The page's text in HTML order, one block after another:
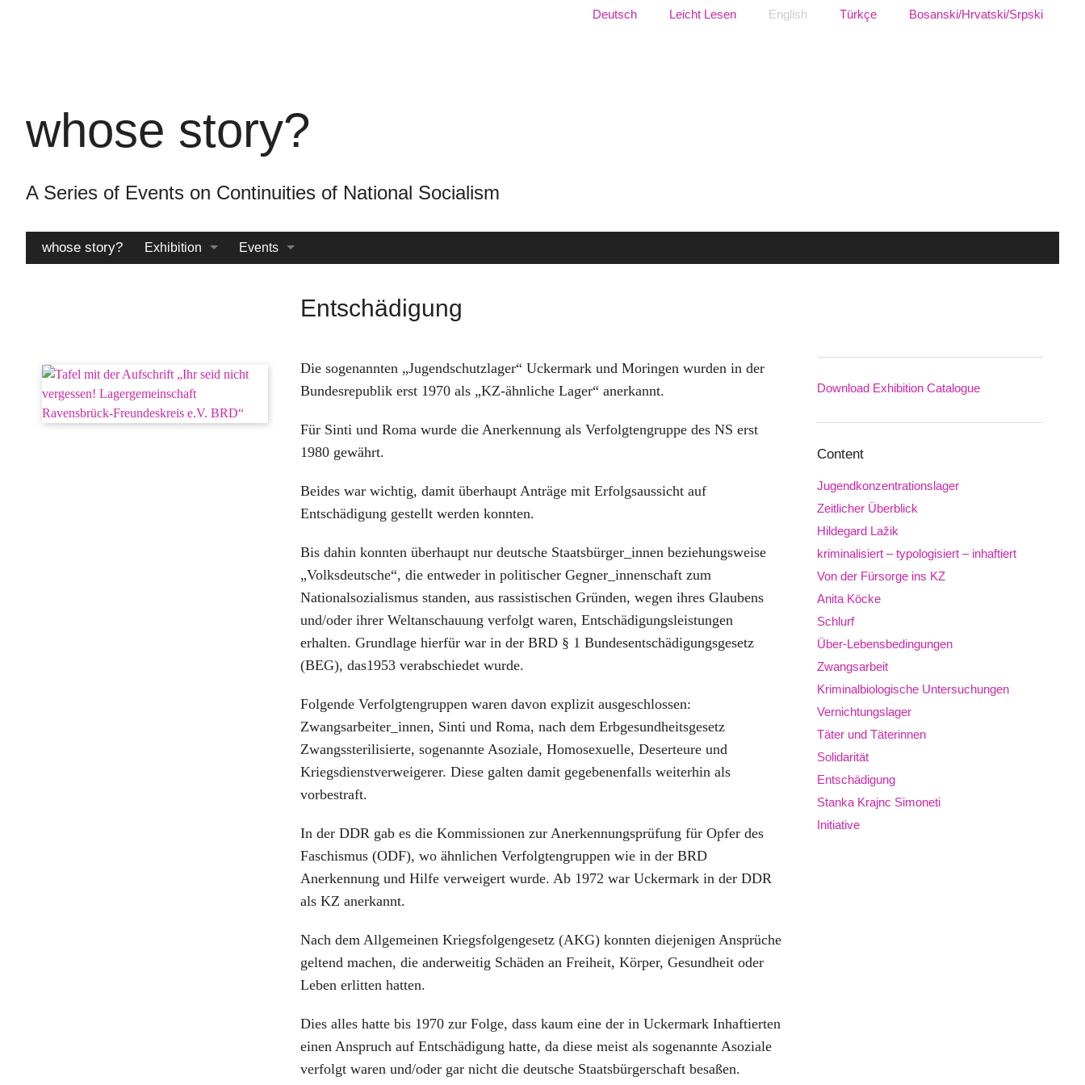
Language:
Deutsch Leicht Lesen English Türkçe Bosanski/Hrvatski/Srpski
whose story?
A Series of Events on Continuities of National Socialism
whose story? Exhibition Events
Entschädigung
Die sogenannten „Jugendschutzlager“ Uckermark und Moringen wurden in der
Bundesrepublik erst 1970 als „KZ-ähnliche Lager“ anerkannt.
Für Sinti und Roma wurde die Anerkennung als Verfolgtengruppe des NS erst
1980 gewährt.
Beides war wichtig, damit überhaupt Anträge mit Erfolgsaussicht auf
Entschädigung gestellt werden konnten.
Bis dahin konnten überhaupt nur deutsche Staatsbürger_innen beziehungsweise
„Volksdeutsche“, die entweder in politischer Gegner_innenschaft zum
Nationalsozialismus standen, aus rassistischen Gründen, wegen ihres Glaubens
und/oder ihrer Weltanschauung verfolgt waren, Entschädigungsleistungen
erhalten. Grundlage hierfür war in der BRD § 1 Bundesentschädigungsgesetz
(BEG), das1953 verabschiedet wurde.
Folgende Verfolgtengruppen waren davon explizit ausgeschlossen:
Zwangsarbeiter_innen, Sinti und Roma, nach dem Erbgesundheitsgesetz
Zwangssterilisierte, sogenannte Asoziale, Homosexuelle, Deserteure und
Kriegsdienstverweigerer. Diese galten damit gegebenenfalls weiterhin als
vorbestraft.
In der DDR gab es die Kommissionen zur Anerkennungsprüfung für Opfer des
Faschismus (ODF), wo ähnlichen Verfolgtengruppen wie in der BRD
Anerkennung und Hilfe verweigert wurde. Ab 1972 war Uckermark in der DDR
als KZ anerkannt.
Nach dem Allgemeinen Kriegsfolgengesetz (AKG) konnten diejenigen Ansprüche
geltend machen, die anderweitig Schäden an Freiheit, Körper, Gesundheit oder
Leben erlitten hatten.
Dies alles hatte bis 1970 zur Folge, dass kaum eine der in Uckermark Inhaftierten
einen Anspruch auf Entschädigung hatte, da diese meist als sogenannte Asoziale
verfolgt waren und/oder gar nicht die deutsche Staatsbürgerschaft besaßen.
Downloads
Download Exhibition Catalogue
Content
Jugendkonzentrationslager
Zeitlicher Überblick
Hildegard Lažik
kriminalisiert – typologisiert – inhaftiert
Von der Fürsorge ins KZ
Anita Köcke
Schlurf
Über-Lebensbedingungen
Zwangsarbeit
Kriminalbiologische Untersuchungen
Vernichtungslager
Täter und Täterinnen
Solidarität
Entschädigung
Stanka Krajnc Simoneti
Initiative